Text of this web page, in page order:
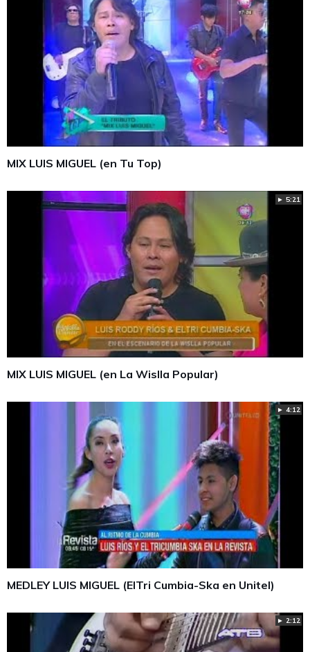
MIX LUIS MIGUEL (en Tu Top)
► 5:21
MIX LUIS MIGUEL (en La Wislla Popular)
► 4:12
MEDLEY LUIS MIGUEL (ElTri Cumbia-Ska en Unitel)
► 2:12